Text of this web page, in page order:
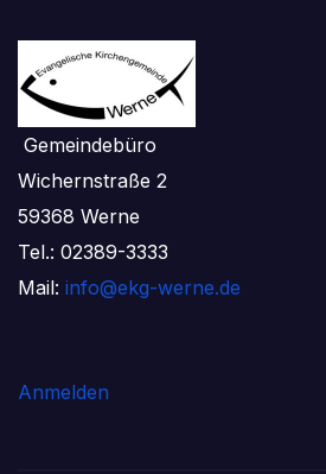
Gemeindebüro
Wichernstraße 2
59368 Werne
Tel.: 02389-3333
Mail: info@ekg-werne.de
Anmelden